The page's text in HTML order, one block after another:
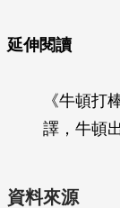
延伸閱讀
《牛頓打
譯，牛頓
資料來源